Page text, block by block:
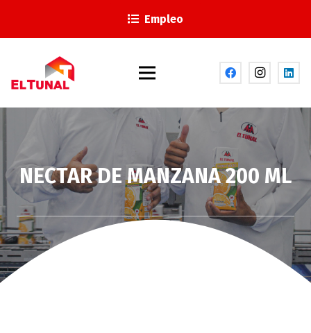
Empleo
NECTAR DE MANZANA 200 ML